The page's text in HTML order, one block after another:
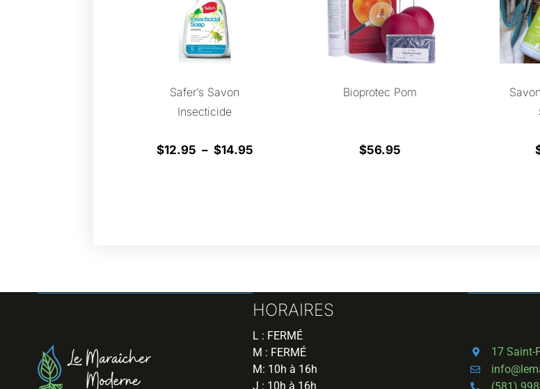
Safer’s Savon
Insecticide
$12.95 – $14.95
Bioprotec Pom
$56.95
HORAIRES
L : FERMÉ
M : FERMÉ
M: 10h à 16h
J : 10h à 16h
17 Saint-